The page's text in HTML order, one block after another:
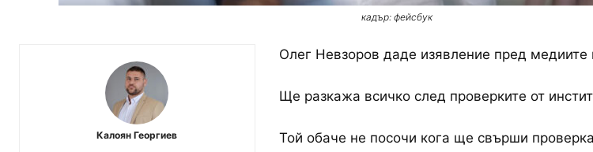
кадър: фейсбук
Калоян Георгиев
Олег Невзоров даде изявление пред медиите
Ще разкажа всичко след проверките от
Той обаче не посочи кога ще свърши